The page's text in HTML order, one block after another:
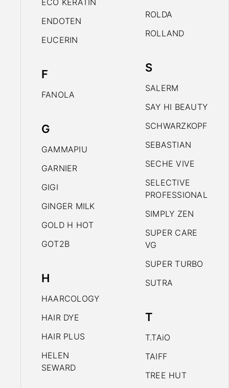
ECO KERATIN
ENDOTEN
EUCERIN
F
FANOLA
G
GAMMAPIU
GARNIER
GIGI
GINGER MILK
GOLD H HOT
GOT2B
H
HAARCOLOGY
HAIR DYE
HAIR PLUS
HELEN
SEWARD
ROLDA
ROLLAND
S
SALERM
SAY HI BEAUTY
SCHWARZKOPF
SEBASTIAN
SECHE VIVE
SELECTIVE
PROFESSIONAL
SIMPLY ZEN
SUPER CARE
VG
SUPER TURBO
SUTRA
T
T.TAiO
TAIFF
TREE HUT